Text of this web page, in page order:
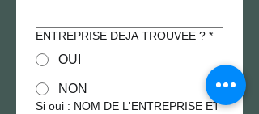
ENTREPRISE DEJA TROUVEE ? *
OUI
NON
Si oui : NOM DE L'ENTREPRISE ET